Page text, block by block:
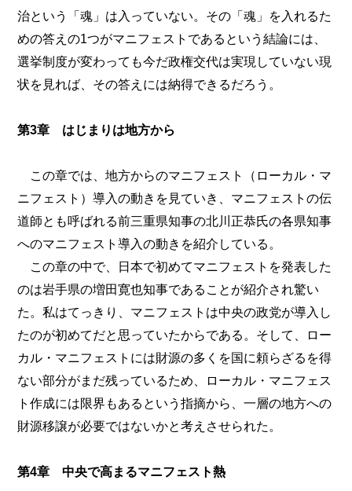
治という「魂」は入っていない。その「魂」を入れるた
めの答えの1つがマニフェストであるという結論には、
選挙制度が変わっても今だ政権交代は実現していない現
状を見れば、その答えには納得できるだろう。
第3章 はじまりは地方から
この章では、地方からのマニフェスト（ローカル・マ
ニフェスト）導入の動きを見ていき、マニフェストの伝
道師とも呼ばれる前三重県知事の北川正恭氏の各県知事
へのマニフェスト導入の動きを紹介している。
この章の中で、日本で初めてマニフェストを発表した
のは岩手県の増田寛也知事であることが紹介され驚い
た。私はてっきり、マニフェストは中央の政党が導入し
たのが初めてだと思っていたからである。そして、ロー
カル・マニフェストには財源の多くを国に頼らざるを得
ない部分がまだ残っているため、ローカル・マニフェス
ト作成には限界もあるという指摘から、一層の地方への
財源移譲が必要ではないかと考えさせられた。
第4章 中央で高まるマニフェスト熱